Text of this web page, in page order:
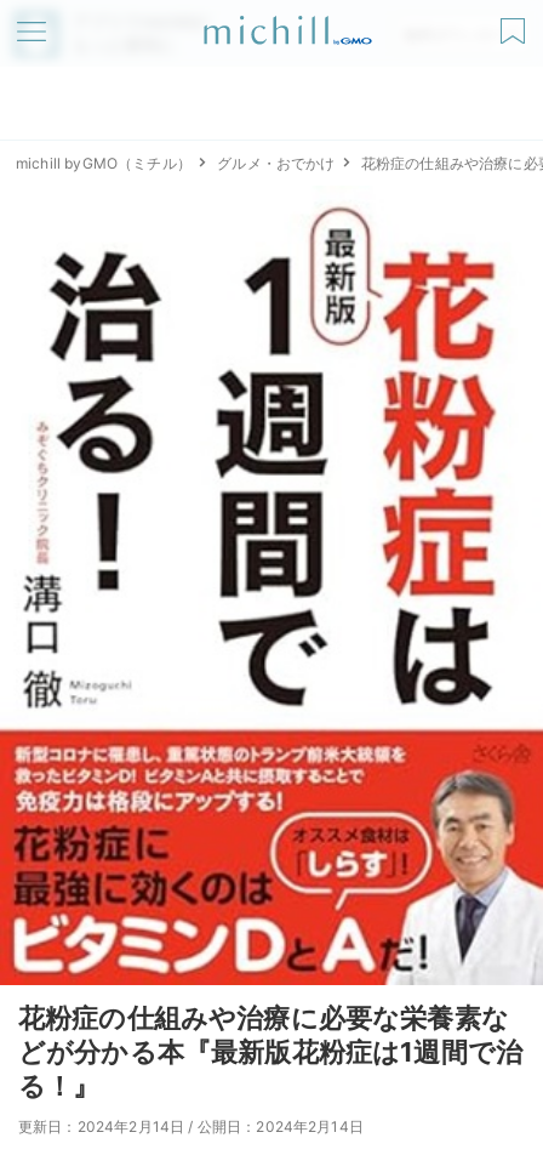
アプリでmichillが
無料ダウンロード
michill byGMO（ミチル） グルメ・おでかけ 花粉症の仕組みや治療に
花粉症の仕組みや治療に必要な栄養素な
どが分かる本『最新版花粉症は1週間で治
る！』
更新日：2024年2月14日 / 公開日：2024年2月14日